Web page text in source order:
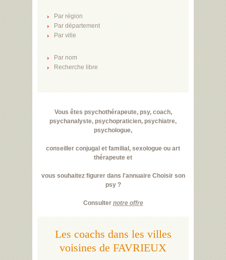
Par région
Par département
Par ville
Par nom
Recherche libre
Vous êtes psychothérapeute, psy, coach,
psychanalyste, psychopraticien, psychiatre,
psychologue,
conseiller conjugal et familial, sexologue ou art
thérapeute et
vous souhaitez figurer dans l'annuaire Choisir son
psy ?
Consulter notre offre
Les coachs dans les villes
voisines de FAVRIEUX